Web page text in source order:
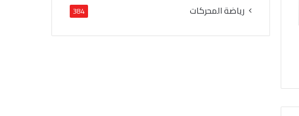
رياضة المحركات 384